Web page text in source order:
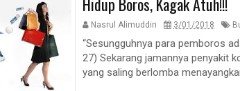
Nasrul Alimuddin 3/01/2018
“Sesungguhnya para pemboros
27) Sekarang jamannya penyakit
yang saling berlomba